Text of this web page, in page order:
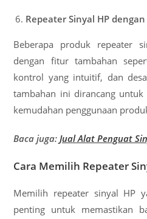
Repeater Sinyal HP
Beberapa produk repeater
dengan fitur tambahan
kontrol yang intuitif, dan
tambahan ini dirancang
kemudahan penggunaan
Baca juga:Jual Alat Penguat
Cara Memilih Repeater
Memilih repeater sinyal HP
penting untuk memastikan